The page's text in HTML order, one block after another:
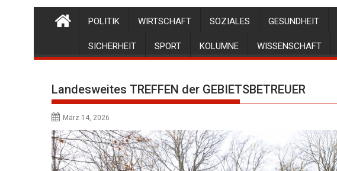
POLITIK WIRTSCHAFT SOZIALES GESUNDHEIT
SICHERHEIT SPORT KOLUMNE WISSENSCHAFT
Landesweites TREFFEN der GEBIETSBETREUER
März 14, 2026